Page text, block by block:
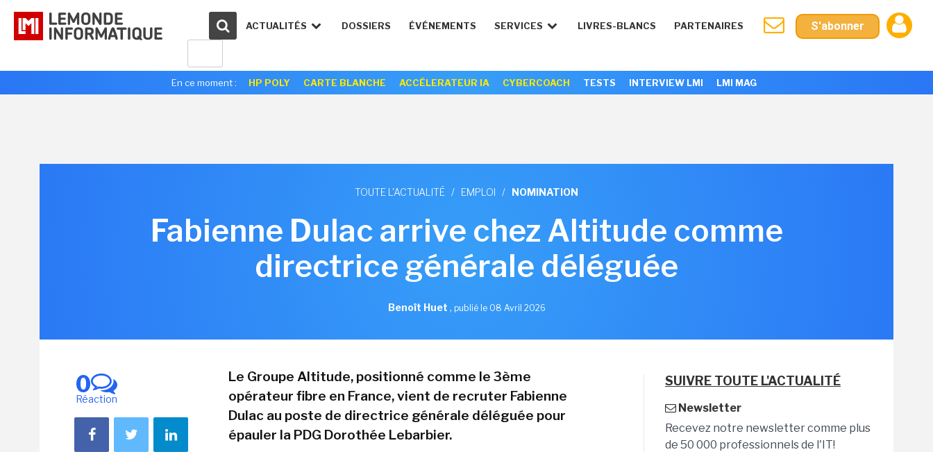
ACTUALITÉS DOSSIERS ÉVÉNEMENTS SERVICES LIVRES-BLANCS PARTENAIRES S'abonner
En ce moment : HP POLY CARTE BLANCHE ACCÉLERATEUR IA CYBERCOACH TESTS INTERVIEW LMI LMI MAG
TOUTE L'ACTUALITÉ / EMPLOI / NOMINATION
Fabienne Dulac arrive chez Altitude comme
directrice générale déléguée
Benoît Huet , publié le 08 Avril 2026
0
Réaction
Le Groupe Altitude, positionné comme le 3ème
opérateur fibre en France, vient de recruter Fabienne
Dulac au poste de directrice générale déléguée pour
épauler la PDG Dorothée Lebarbier.
SUIVRE TOUTE L'ACTUALITÉ
Newsletter
Recevez notre newsletter comme plus
de 50 000 professionnels de l'IT!